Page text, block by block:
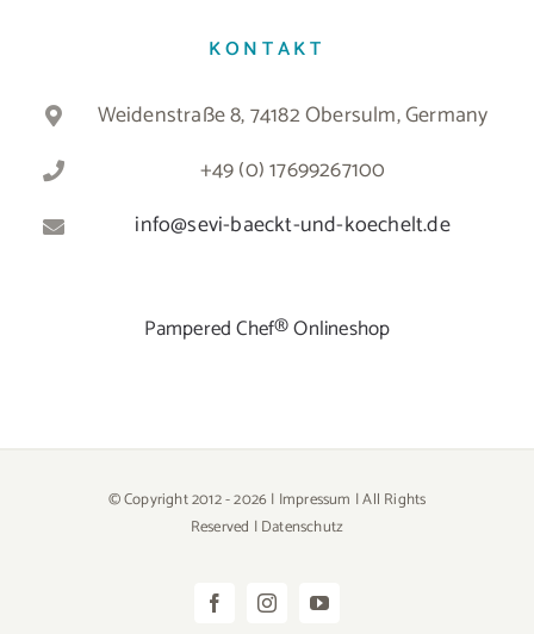
KONTAKT
Weidenstraße 8, 74182 Obersulm, Germany
+49 (0) 17699267100
info@sevi-baeckt-und-koechelt.de
Pampered Chef® Onlineshop
© Copyright 2012 -2026 | Impressum | All Rights
Reserved |Datenschutz
FacebookInstagramYouTube